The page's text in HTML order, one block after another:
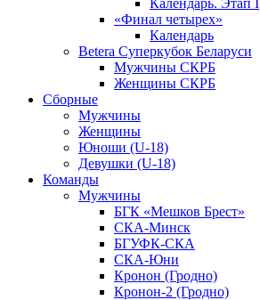
Календарь. Этап I
«Финал четырех»
Календарь
Betera Суперкубок Беларуси
Мужчины СКРБ
Женщины СКРБ
Сборные
Мужчины
Женщины
Юноши (U-18)
Девушки (U-18)
Команды
Мужчины
БГК «Мешков Брест»
СКА-Минск
БГУФК-СКА
СКА-Юни
Кронон (Гродно)
Кронон-2 (Гродно)